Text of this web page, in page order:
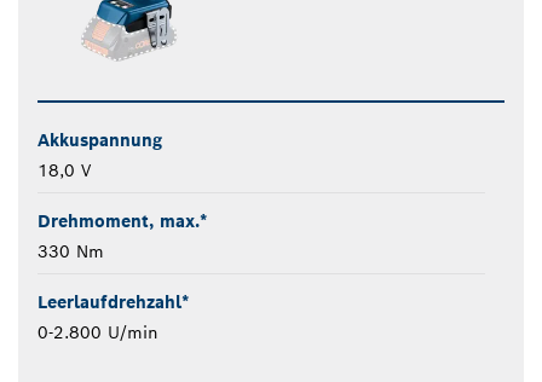
Akkuspannung
18,0 V
Drehmoment, max.*
330 Nm
Leerlaufdrehzahl*
0-2.800 U/min